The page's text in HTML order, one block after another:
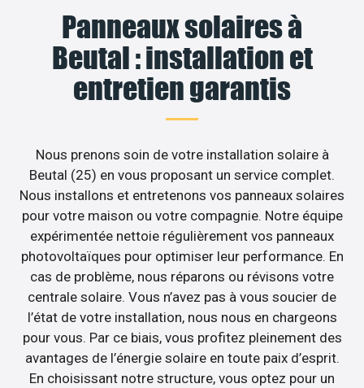
Panneaux solaires à
Beutal : installation et
entretien garantis
Nous prenons soin de votre installation solaire à
Beutal (25) en vous proposant un service complet.
Nous installons et entretenons vos panneaux solaires
pour votre maison ou votre compagnie. Notre équipe
expérimentée nettoie régulièrement vos panneaux
photovoltaïques pour optimiser leur performance. En
cas de problème, nous réparons ou révisons votre
centrale solaire. Vous n’avez pas à vous soucier de
l’état de votre installation, nous nous en chargeons
pour vous. Par ce biais, vous profitez pleinement des
avantages de l’énergie solaire en toute paix d’esprit.
En choisissant notre structure, vous optez pour un